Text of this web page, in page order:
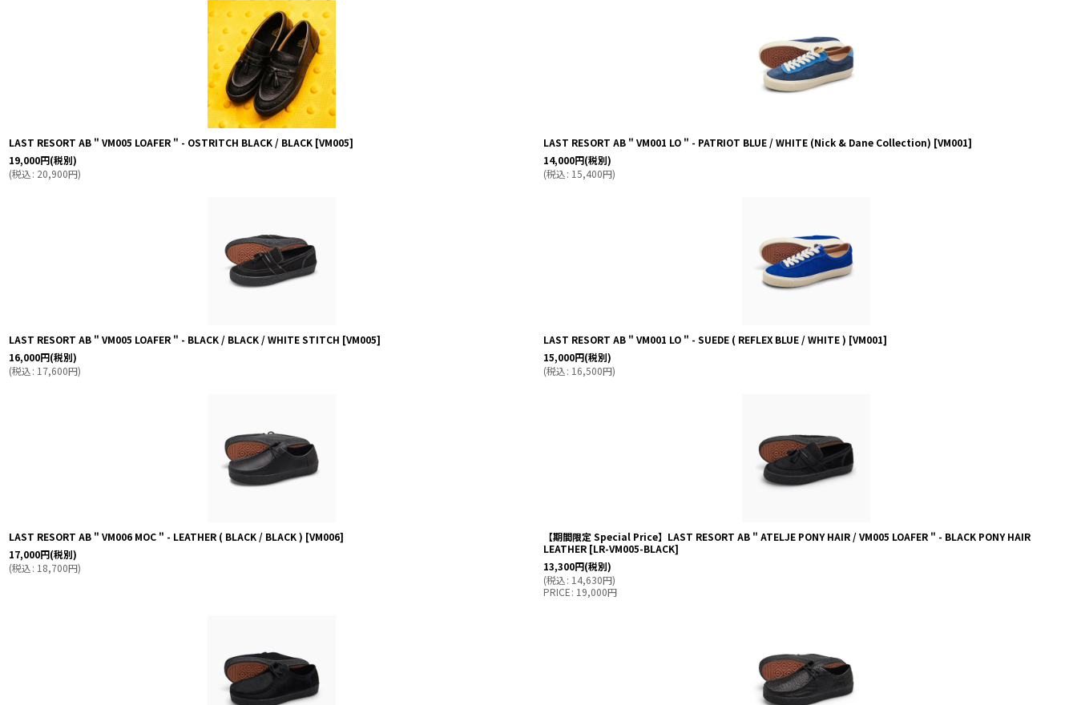
LAST RESORT AB " VM005 LOAFER " - OSTRITCH BLACK / BLACK [VM005]
19,000円(税別)
(税込: 20,900円)
LAST RESORT AB " VM001 LO " - PATRIOT BLUE / WHITE (Nick & Dane Collection) [VM001]
14,000円(税別)
(税込: 15,400円)
LAST RESORT AB " VM005 LOAFER " - BLACK / BLACK / WHITE STITCH [VM005]
16,000円(税別)
(税込: 17,600円)
LAST RESORT AB " VM001 LO " - SUEDE ( REFLEX BLUE / WHITE ) [VM001]
15,000円(税別)
(税込: 16,500円)
LAST RESORT AB " VM006 MOC " - LEATHER ( BLACK / BLACK ) [VM006]
17,000円(税別)
(税込: 18,700円)
【期間限定 Special Price】LAST RESORT AB " ATELJE PONY HAIR / VM005 LOAFER " - BLACK PONY HAIR
LEATHER [LR-VM005-BLACK]
13,300円(税別)
(税込: 14,630円)
PRICE: 19,000円